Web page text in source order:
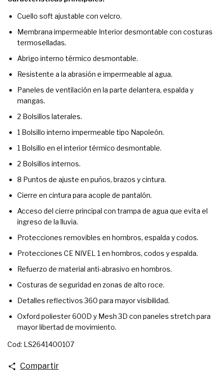
Cuello soft ajustable con velcro.
Membrana impermeable Interior desmontable con costuras
termoselladas.
Abrigo interno térmico desmontable.
Resistente a la abrasión e impermeable al agua.
Paneles de ventilación en la parte delantera, espalda y
mangas.
2 Bolsillos laterales.
1 Bolsillo interno impermeable tipo Napoleón.
1 Bolsillo en el interior térmico desmontable.
2 Bolsillos internos.
8 Puntos de ajuste en puños, brazos y cintura.
Cierre en cintura para acople de pantalón.
Acceso del cierre principal con trampa de agua que evita el
ingreso de la lluvia.
Protecciones removibles en hombros, espalda y codos.
Protecciones CE NIVEL 1 en hombros, codos y espalda.
Refuerzo de material anti-abrasivo en hombros.
Costuras de seguridad en zonas de alto roce.
Detalles reflectivos 360 para mayor visibilidad.
Oxford poliester 600D y Mesh 3D con paneles stretch para
mayor libertad de movimiento.
Cod: LS2641400107
Compartir